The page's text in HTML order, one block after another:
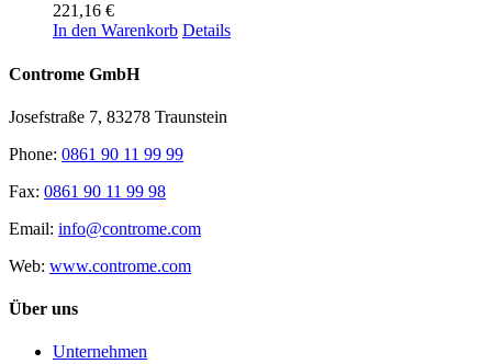
221,16 €
In den Warenkorb Details
Controme GmbH
Josefstraße 7, 83278 Traunstein
Phone: 0861 90 11 99 99
Fax: 0861 90 11 99 98
Email: info@controme.com
Web: www.controme.com
Über uns
Unternehmen